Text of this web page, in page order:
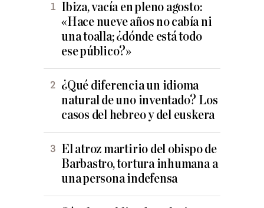
Ibiza, vacía en pleno agosto:
«Hace nueve años no cabía ni
una toalla; ¿dónde está todo
ese público?»
¿Qué diferencia un idioma
natural de uno inventado? Los
casos del hebreo y del euskera
El atroz martirio del obispo de
Barbastro, tortura inhumana a
una persona indefensa